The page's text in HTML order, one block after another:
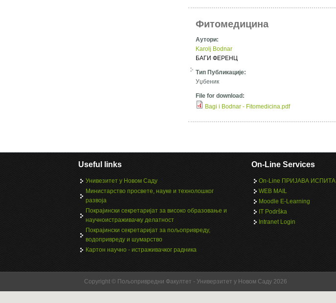
Фитомедицина
Аутори:
Karolj Bodnar
БАГИ ФЕРЕНЦ
Тип Публикације:
Уџбеник
File for download:
Bagi i Bodnar - Fitomedicina.pdf
Useful links
Унивезитет у Новом Саду
Министарство просвете, науке и технолошког
развоја
Покрајински секретаријат за високо образовање и
научноистраживачку делатност
Покрајински секретаријат за пољопривреду,
водопривреду и шумарство
Картон научно - истраживачког радника
On-Line Services
On-Line ПРИЈАВА ИСПИТА
WEB MAIL
Moodle E-Learning
IT Podrška
Intranet Login
Copyright © Пољопривредни Факултет - Универзитет у Новом Саду 2026